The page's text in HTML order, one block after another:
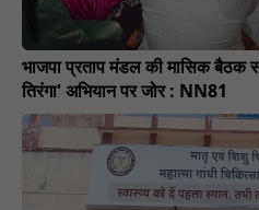
भाजपा प्रताप मंडल की मासिक बैठक
तिरंगा' अभियान पर जोर : NN81